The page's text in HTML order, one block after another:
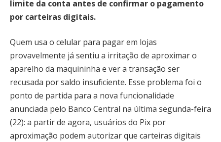
limite da conta antes de confirmar o pagamento
por carteiras digitais.
Quem usa o celular para pagar em lojas
provavelmente já sentiu a irritação de aproximar o
aparelho da maquininha e ver a transação ser
recusada por saldo insuficiente. Esse problema foi o
ponto de partida para a nova funcionalidade
anunciada pelo Banco Central na última segunda-feira
(22): a partir de agora, usuários do Pix por
aproximação podem autorizar que carteiras digitais